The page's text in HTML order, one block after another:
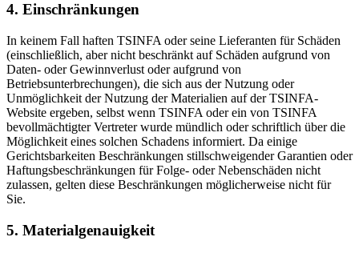
4. Einschränkungen
In keinem Fall haften TSINFA oder seine Lieferanten für Schäden
(einschließlich, aber nicht beschränkt auf Schäden aufgrund von
Daten- oder Gewinnverlust oder aufgrund von
Betriebsunterbrechungen), die sich aus der Nutzung oder
Unmöglichkeit der Nutzung der Materialien auf der TSINFA-
Website ergeben, selbst wenn TSINFA oder ein von TSINFA
bevollmächtigter Vertreter wurde mündlich oder schriftlich über die
Möglichkeit eines solchen Schadens informiert. Da einige
Gerichtsbarkeiten Beschränkungen stillschweigender Garantien oder
Haftungsbeschränkungen für Folge- oder Nebenschäden nicht
zulassen, gelten diese Beschränkungen möglicherweise nicht für
Sie.
5. Materialgenauigkeit